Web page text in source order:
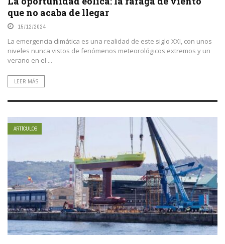
que no acaba de llegar
15/12/2024
La emergencia climática es una realidad de este siglo XXI, con unos
niveles nunca vistos de fenómenos meteorológicos extremos y un
verano en el ...
LEER MÁS
ARTÍCULOS